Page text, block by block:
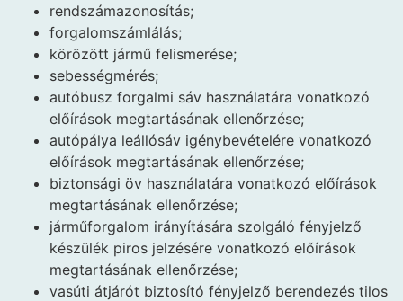
rendszámazonosítás;
forgalomszámlálás;
körözött jármű felismerése;
sebességmérés;
autóbusz forgalmi sáv használatára vonatkozó
előírások megtartásának ellenőrzése;
autópálya leállósáv igénybevételére vonatkozó
előírások megtartásának ellenőrzése;
biztonsági öv használatára vonatkozó előírások
megtartásának ellenőrzése;
járműforgalom irányítására szolgáló fényjelző
készülék piros jelzésére vonatkozó előírások
megtartásának ellenőrzése;
vasúti átjárót biztosító fényjelző berendezés tilos